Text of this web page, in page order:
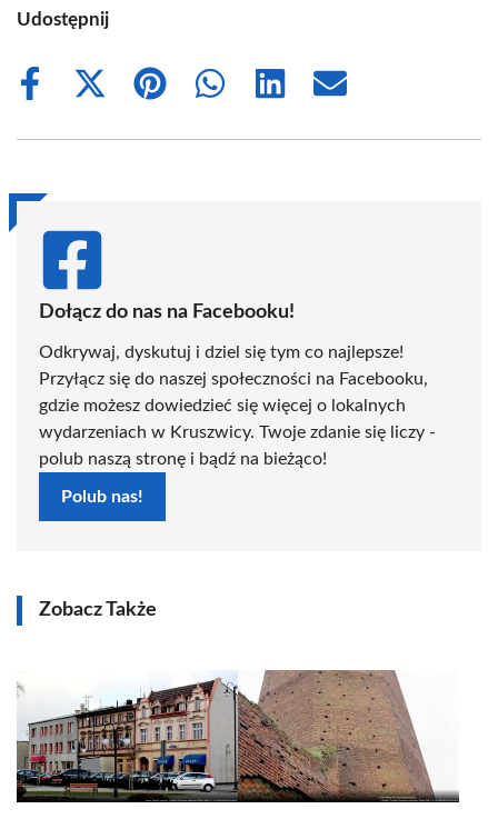
Udostępnij
Share
Share
(Twitter)
Share
Share
Share
Share
Dołącz do nas na Facebooku!
Odkrywaj, dyskutuj i dziel się tym co najlepsze!
Przyłącz się do naszej społeczności na Facebooku,
gdzie możesz dowiedzieć się więcej o lokalnych
wydarzeniach w Kruszwicy. Twoje zdanie się liczy -
polub naszą stronę i bądź na bieżąco!
Polub nas!
Zobacz Także